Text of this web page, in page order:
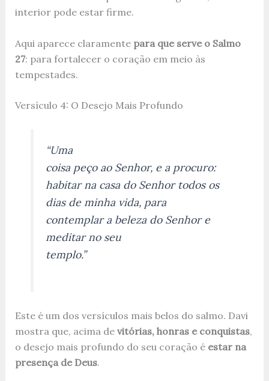
interior pode estar firme.
Aqui aparece claramente para que serve o Salmo
27: para fortalecer o coração em meio às
tempestades.
Versículo 4: O Desejo Mais Profundo
“Uma
coisa peço ao Senhor, e a procuro:
habitar na casa do Senhor todos os
dias de minha vida, para
contemplar a beleza do Senhor e
meditar no seu
templo.”
Este é um dos versículos mais belos do salmo. Davi
mostra que, acima de vitórias, honras e conquistas,
o desejo mais profundo do seu coração é estar na
presença de Deus.